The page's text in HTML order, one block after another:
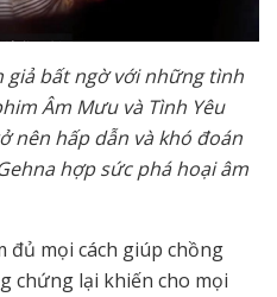
giả bất ngờ với những tình
Âm Mưu và Tình Yêu
nên hấp dẫn và khó đoán
hợp sức phá hoại âm
đủ mọi cách giúp chồng
chứng lại khiến cho mọi